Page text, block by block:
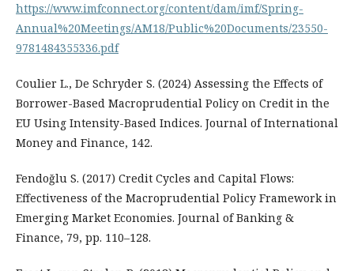
https://www.imfconnect.org/content/dam/imf/Spring-
Annual%20Meetings/AM18/Public%20Documents/23550-
9781484355336.pdf
Coulier L., De Schryder S. (2024) Assessing the Effects of
Borrower-Based Macroprudential Policy on Credit in the
EU Using Intensity-Based Indices. Journal of International
Money and Finance, 142.
Fendoğlu S. (2017) Credit Cycles and Capital Flows:
Effectiveness of the Macroprudential Policy Framework in
Emerging Market Economies. Journal of Banking &
Finance, 79, pp. 110–128.